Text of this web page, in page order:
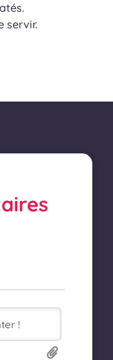
servir.